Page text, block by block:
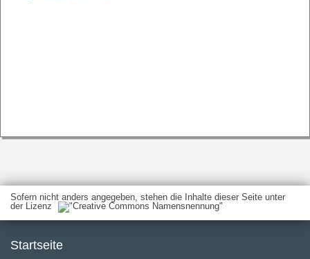
Sofern nicht anders angegeben, stehen die Inhalte dieser Seite unter
der Lizenz
Startseite